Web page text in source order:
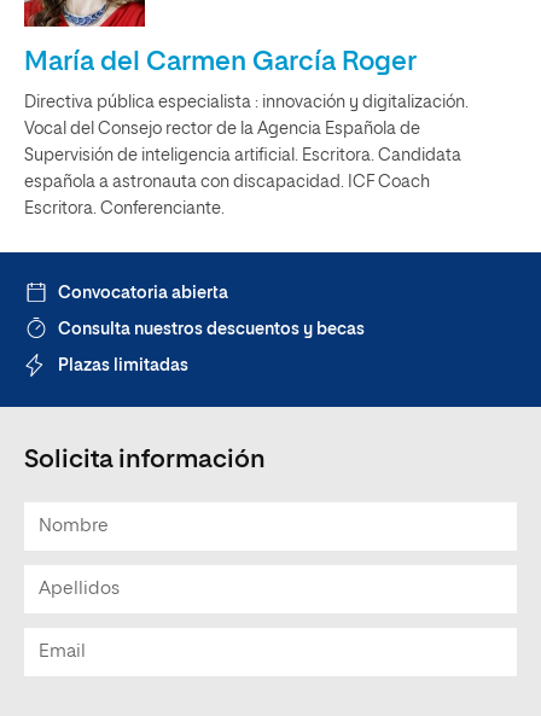
María del Carmen García Roger
Directiva pública especialista : innovación y digitalización.
Vocal del Consejo rector de la Agencia Española de
Supervisión de inteligencia artificial. Escritora. Candidata
española a astronauta con discapacidad. ICF Coach
Escritora. Conferenciante.
Convocatoria abierta
Consulta nuestros descuentos y becas
Plazas limitadas
Solicita información